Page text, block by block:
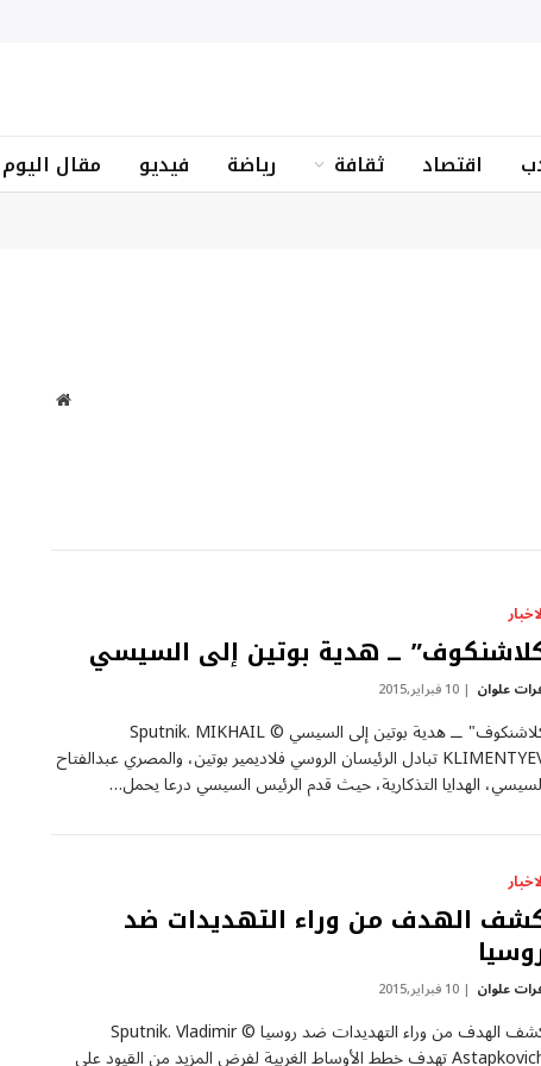
اقتصاد ثقافة رياضة فيديو مقال اليوم
موقع
ــ هدية بوتين إلى السيسي
علوان 10 فبراير,2015
كلاشنكوف" ــ هدية بوتين إلى السيسي © Sputnik. MIKHAIL
KLIMENTYEV تبادل الرئيسان الروسي فلاديمير بوتين، والمصري عبدالفتاح
الهدايا التذكارية، حيث قدم الرئيس السيسي درعا يحمل…
الهدف من وراء التهديدات ضد
علوان 10 فبراير,2015
كشف الهدف من وراء التهديدات ضد روسيا © Sputnik. Vladimir
Astapkovich تهدف خطط الأوساط الغربية لفرض المزيد من القيود على